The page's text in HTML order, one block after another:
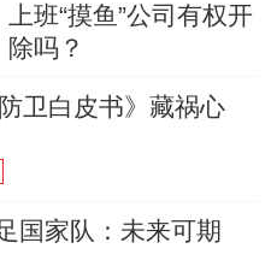
上班“摸鱼”公司有权开
除吗？
卫白皮书》藏祸心
国家队：未来可期